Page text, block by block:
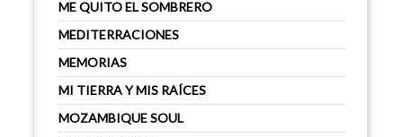
ME QUITO EL SOMBRERO
MEDITERRACIONES
MEMORIAS
MI TIERRA Y MIS RAÍCES
MOZAMBIQUE SOUL